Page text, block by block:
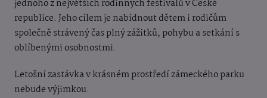
jednoho z největších rodinných festivalů v České
republice. Jeho cílem je nabídnout dětem i rodičům
společně strávený čas plný zážitků, pohybu a setkání s
oblíbenými osobnostmi.
Letošní zastávka v krásném prostředí zámeckého parku
nebude výjimkou.